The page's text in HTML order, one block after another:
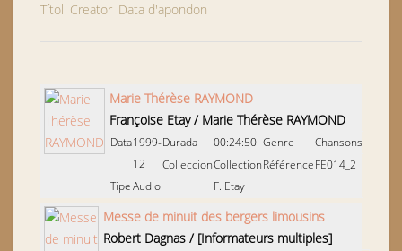
Títol Creator Data d'apondon
Marie Thérèse RAYMOND
Françoise Etay/ Marie Thérèse RAYMOND
Data1999-
12
TipeAudio
Durada
00:24:50
ColleccionCollection
F. Etay
Genre
Chansons
RéférenceFE014_2
Messe de minuit des bergers limousins
Robert Dagnas / [Informateurs multiples]